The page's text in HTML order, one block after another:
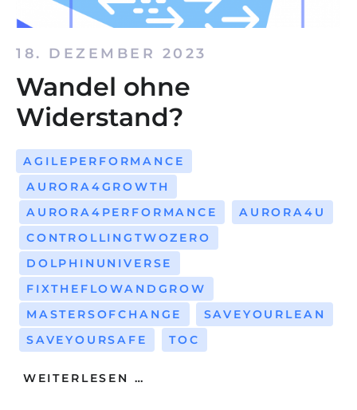
18. DEZEMBER 2023
Wandel ohne
Widerstand?
AGILEPERFORMANCE
AURORA4GROWTH
AURORA4PERFORMANCE
AURORA4U
CONTROLLINGTWOZERO
DOLPHINUNIVERSE
FIXTHEFLOWANDGROW
MASTERSOFCHANGE
SAVEYOURLEAN
SAVEYOURSAFE
TOC
WEITERLESEN …